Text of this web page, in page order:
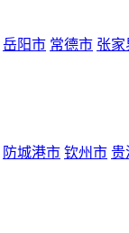
岳阳市 常德市 张家
防城港市 钦州市 贵